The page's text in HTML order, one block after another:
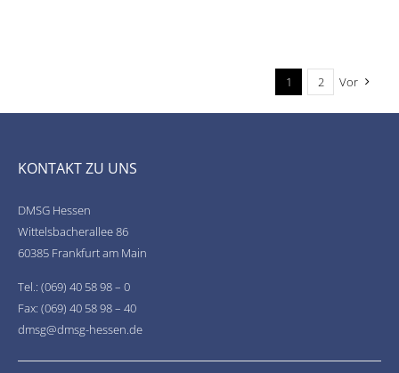
1 2 Vor
KONTAKT ZU UNS
DMSG Hessen
Wittelsbacherallee 86
60385 Frankfurt am Main
Tel.: (069) 40 58 98 – 0
Fax: (069) 40 58 98 – 40
dmsg@dmsg-hessen.de